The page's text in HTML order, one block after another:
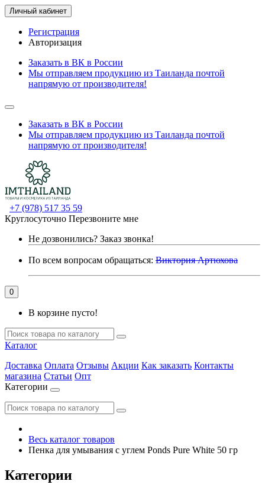
Личный кабинет
Регистрация
Авторизация
Заказать в ВК в России
Мы отправляем продукцию из Таиланда почтой
напрямую от производителя!
Заказать в ВК в России
Мы отправляем продукцию из Таиланда почтой
напрямую от производителя!
+7 (978) 517 35 59
Круглосуточно Перезвоните мне
Не дозвонились? Заказ звонка!
По всем вопросам обращаться: Виктория Артюхова
0
В корзине пусто!
Каталог
Доставка Оплата Отзывы Акции Как заказать Контакты
магазина Статьи Опт
Категории
Весь каталог товаров
Пенка для умывания с углем Ponds Pure White 50 гр
Категории